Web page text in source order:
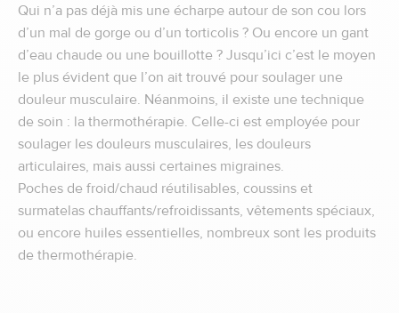
Qui n’a pas déjà mis une écharpe autour de son cou lors
d’un mal de gorge ou d’un torticolis ? Ou encore un gant
d’eau chaude ou une bouillotte ? Jusqu’ici c’est le moyen
le plus évident que l’on ait trouvé pour soulager une
douleur musculaire. Néanmoins, il existe une technique
de soin : la thermothérapie. Celle-ci est employée pour
soulager les douleurs musculaires, les douleurs
articulaires, mais aussi certaines migraines.
Poches de froid/chaud réutilisables, coussins et
surmatelas chauffants/refroidissants, vêtements spéciaux,
ou encore huiles essentielles, nombreux sont les produits
de thermothérapie.